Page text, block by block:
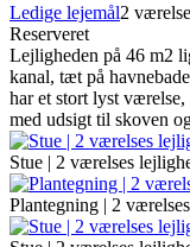
Ledige lejemål2
Reserveret
Lejligheden på 46 m2
kanal, tæt på
har et stort lyst
med udsigt til skoven
Stue | 2 værelses
Plantegning | 2